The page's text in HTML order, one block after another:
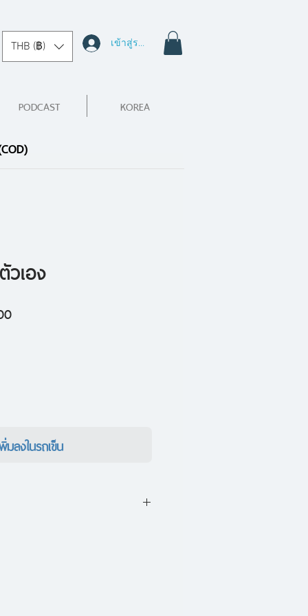
THB (฿) เข้าสู่ระบบ
PODCAST KOREA
วเอง
ราคา
มลงในรถเข็น
นออกมาจากความความคิด